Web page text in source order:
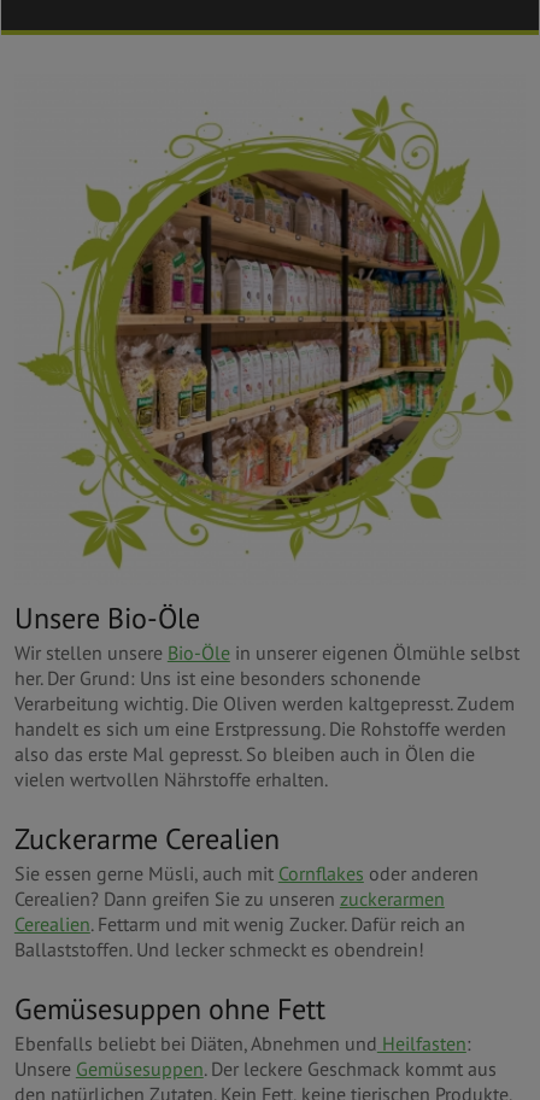
Unsere Bio-Öle
Wir stellen unsere Bio-Ölein unserer eigenen Ölmühle selbst
her. Der Grund: Uns ist eine besonders schonende
Verarbeitung wichtig. Die Oliven werden kaltgepresst. Zudem
handelt es sich um eine Erstpressung. Die Rohstoffe werden
also das erste Mal gepresst. So bleiben auch in Ölen die
vielen wertvollen Nährstoffe erhalten.
Zuckerarme Cerealien
Sie essen gerne Müsli, auch mit Cornflakes oder anderen
Cerealien? Dann greifen Sie zu unseren zuckerarmen
Cerealien. Fettarm und mit wenig Zucker. Dafür reich an
Ballaststoffen. Und lecker schmeckt es obendrein!
Gemüsesuppen ohne Fett
Ebenfalls beliebt bei Diäten, Abnehmen und Heilfasten:
Unsere Gemüsesuppen. Der leckere Geschmack kommt aus
den natürlichen Zutaten. Kein Fett, keine tierischen Produkte.